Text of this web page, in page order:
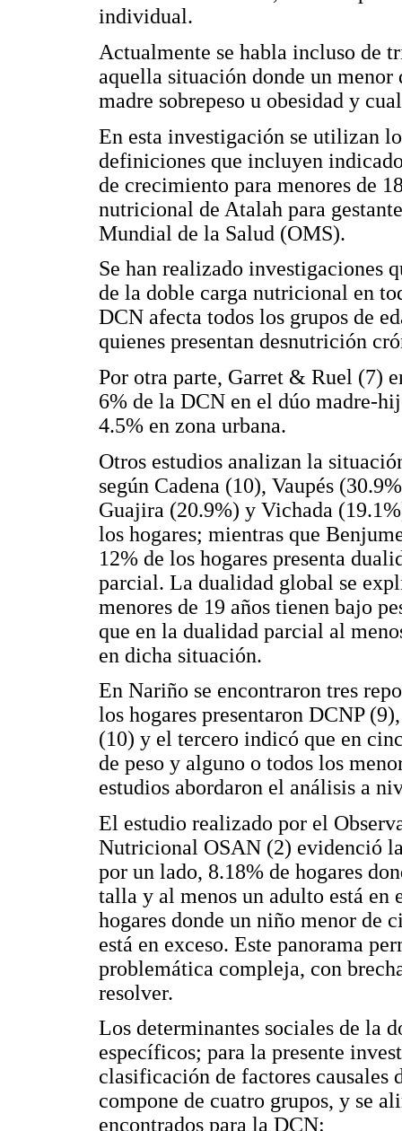
individual.
Actualmente se habla incluso de
aquella situación donde un menor
madre sobrepeso u obesidad y
En esta investigación se utilizan
definiciones que incluyen
de crecimiento para menores de
nutricional de Atalah para
Mundial de la Salud (OMS).
Se han realizado investigaciones
de la doble carga nutricional en
DCN afecta todos los grupos de
quienes presentan desnutrición
Por otra parte, Garret & Ruel (7)
6% de la DCN en el dúo madre-
4.5% en zona urbana.
Otros estudios analizan la
según Cadena (10), Vaupés
Guajira (20.9%) y Vichada
los hogares; mientras que
12% de los hogares presenta
parcial. La dualidad global se
menores de 19 años tienen bajo
que en la dualidad parcial al
en dicha situación.
En Nariño se encontraron tres
los hogares presentaron DCNP
(10) y el tercero indicó que en
de peso y alguno o todos los
estudios abordaron el análisis a
El estudio realizado por el
Nutricional OSAN (2) evidenció
por un lado, 8.18% de hogares
talla y al menos un adulto está en
hogares donde un niño menor de
está en exceso. Este panorama
problemática compleja, con
resolver.
Los determinantes sociales de la
específicos; para la presente
clasificación de factores
compone de cuatro grupos, y se
encontrados para la DCN: